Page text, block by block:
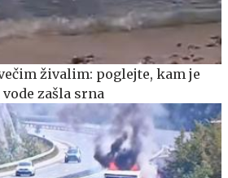
živalim: poglejte, kam je
zašla srna